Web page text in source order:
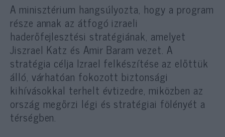
A minisztérium hangsúlyozta, hogy a program
része annak az átfogó izraeli
haderőfejlesztési stratégiának, amelyet
Jiszrael Katz és Amir Baram vezet. A
stratégia célja Izrael felkészítése az előttük
álló, várhatóan fokozott biztonsági
kihívásokkal terhelt évtizedre, miközben az
ország megőrzi légi és stratégiai fölényét a
térségben.